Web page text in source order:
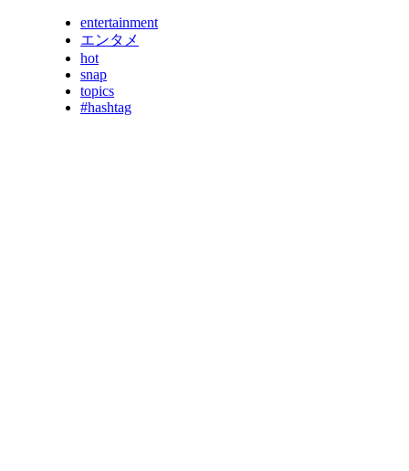
entertainment
エンタメ
hot
snap
topics
#hashtag